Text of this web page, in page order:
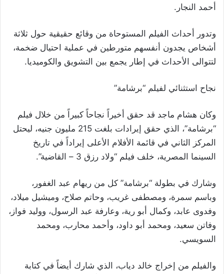
أحمد النجار.
وتدور أحداث الفيلم المستوحاة من وقائع حقيقية حول ثلاثة
أشخاص يجدون أنفسهم متورطين في عملية احتيال ضخمة،
لتتوالى الأحداث في إطار يجمع بين التشويق والكوميديا.
نجاح استثنائي لفيلم “برشامة”
وكان هشام ماجد قد حقق أخيراً نجاحاً كبيراً من خلال فيلم
“برشامة”، الذي حقق إيرادات بلغت 215 مليون جنيه، ليحتل
المركز الثاني في قائمة الأفلام الأعلى إيراداً في تاريخ
السينما المصرية، خلف فيلم “ولاد رزق 3 – القاضية”.
وشارك في بطولة “برشامة” كل من ريهام عبد الغفور،
وباسم سمرة، ومصطفى غريب، وحاتم صلاح، وميشيل ميلاد،
وفدوى عابد، وكمال أبو رية، وعارفة عبد الرسول، ووليد فواز،
وفاتن سعيد، ومحمد أبو داود، وأحمد محارب، ومحمد
السويسي.
والفيلم من إخراج خالد دياب، الذي شارك أيضاً في كتابة